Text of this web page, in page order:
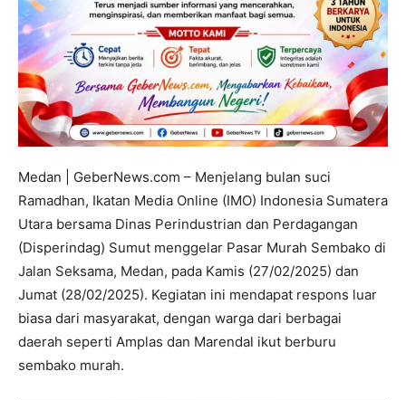
Medan | GeberNews.com – Menjelang bulan suci
Ramadhan, Ikatan Media Online (IMO) Indonesia Sumatera
Utara bersama Dinas Perindustrian dan Perdagangan
(Disperindag) Sumut menggelar Pasar Murah Sembako di
Jalan Seksama, Medan, pada Kamis (27/02/2025) dan
Jumat (28/02/2025). Kegiatan ini mendapat respons luar
biasa dari masyarakat, dengan warga dari berbagai
daerah seperti Amplas dan Marendal ikut berburu
sembako murah.